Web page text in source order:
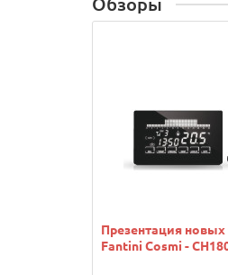
Презентация новых
Fantini Cosmi -